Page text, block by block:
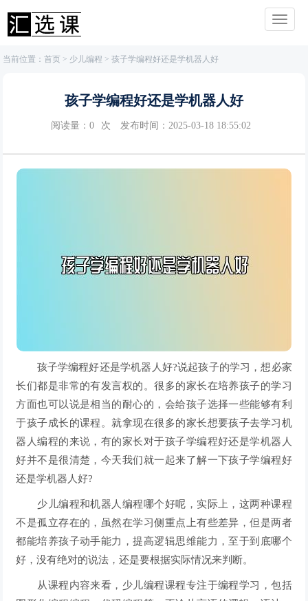
当前位置：首页 > 少儿编程 > 孩子学编程好还是学机器人好
孩子学编程好还是学机器人好
阅读量： 0 次 发布时间：2025-03-18 18:55:02
孩子学编程好还是学机器人好?说起孩子的学习，想必家
长们都是非常的有发言权的。很多的家长在培养孩子的学习
方面也可以说是相当的耐心的，会给孩子选择一些能够有利
于孩子成长的课程。就拿现在很多的家长想要孩子去学习机
器人编程的来说，有的家长对于孩子学编程好还是学机器人
好并不是很清楚，今天我们就一起来了解一下孩子学编程好
还是学机器人好?
少儿编程和机器人编程哪个好呢，实际上，这两种课程
不是孤立存在的，虽然在学习侧重点上有些差异，但是两者
都能培养孩子动手能力，提高逻辑思维能力，至于到底哪个
好，没有绝对的说法，还是要根据实际情况来判断。
从课程内容来看，少儿编程课程专注于编程学习，包括